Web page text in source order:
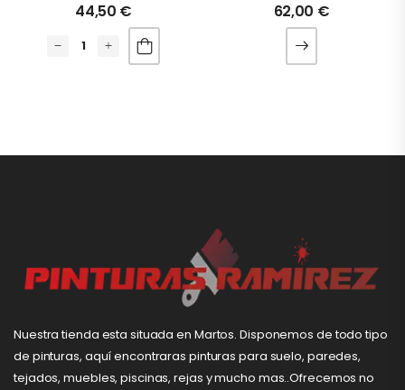
44,50 € 62,00 €
Nuestra tienda esta situada en Martos. Disponemos de todo tipo
de pinturas, aquí encontraras pinturas para suelo, paredes,
tejados, muebles, piscinas, rejas y mucho mas..Ofrecemos no